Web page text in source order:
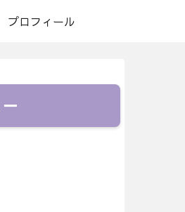
プロフィール